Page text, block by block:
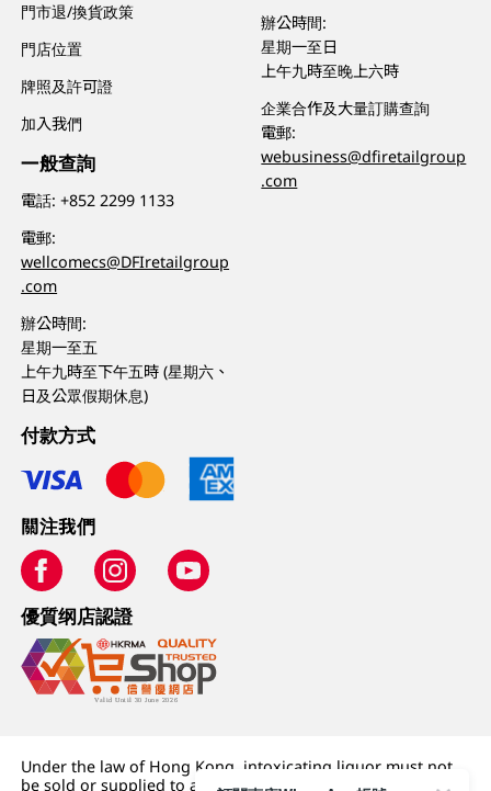
門市退/換貨政策
門店位置
牌照及許可證
加入我們
一般查詢
電話:+852 2299 1133
電郵:
wellcomecs@DFIretailgroup
.com
辦公時間:
星期一至五
上午九時至下午五時 (星期六、
日及公眾假期休息)
辦公時間:
星期一至日
上午九時至晚上六時
企業合作及大量訂購查詢
電郵:
webusiness@dfiretailgroup
.com
付款方式
關注我們
優質纲店認證
Under the law of Hong Kong, intoxicating liquor must not
be sold or supplied to a minor (under 18) in the course of